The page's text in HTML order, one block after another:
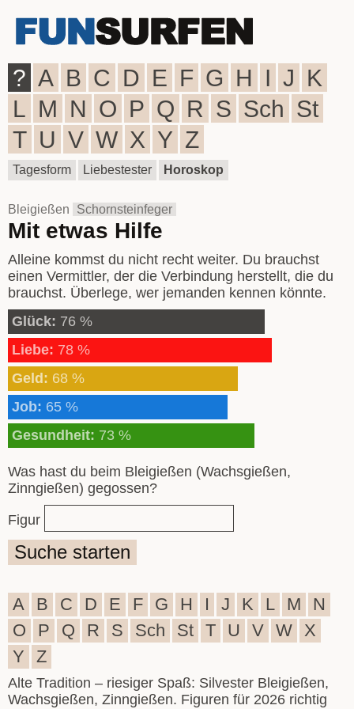
? A B C D E F G H I J K
L M N O P Q R S Sch St
T U V W X Y Z
Tagesform Liebestester Horoskop
Bleigießen Schornsteinfeger
Mit etwas Hilfe
Alleine kommst du nicht recht weiter. Du brauchst
einen Vermittler, der die Verbindung herstellt, die du
brauchst. Überlege, wer jemanden kennen könnte.
Glück: 76 %
Liebe: 78 %
Geld: 68 %
Job: 65 %
Gesundheit: 73 %
Was hast du beim Bleigießen (Wachsgießen,
Zinngießen) gegossen?
Figur
Suche starten
A B C D E F G H I J K L M
N
O
P Q R S Sch St T U V W X
Y
Z
Alte Tradition – riesiger Spaß: Silvester Bleigießen,
Wachsgießen, Zinngießen. Figuren für 2026 richtig